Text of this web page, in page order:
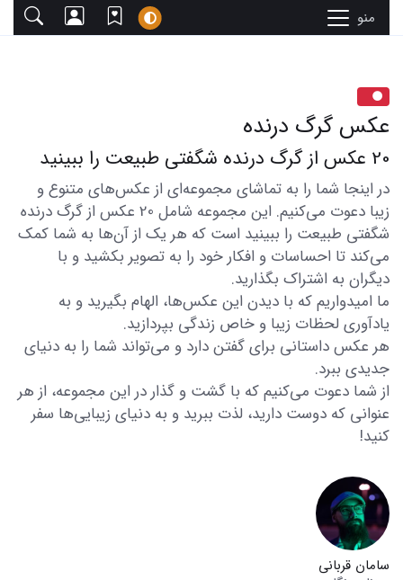
منو
عکس گرگ درنده
20 عکس از گرگ درنده شگفتی طبیعت را ببینید
در اینجا شما را به تماشای مجموعه‌ای از عکس‌های متنوع و
زیبا دعوت می‌کنیم. این مجموعه شامل 20 عکس از گرگ درنده
شگفتی طبیعت را ببینید است که هر یک از آن‌ها به شما کمک
می‌کند تا احساسات و افکار خود را به تصویر بکشید و با
دیگران به اشتراک بگذارید.
ما امیدواریم که با دیدن این عکس‌ها، الهام بگیرید و به
یادآوری لحظات زیبا و خاص زندگی بپردازید.
هر عکس داستانی برای گفتن دارد و می‌تواند شما را به دنیای
جدیدی ببرد.
از شما دعوت می‌کنیم که با گشت و گذار در این مجموعه، از هر
عنوانی که دوست دارید، لذت ببرید و به دنیای زیبایی‌ها سفر
کنید!
سامان قربانی